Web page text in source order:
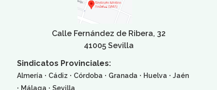
Calle Fernández de Ribera, 32
41005 Sevilla
Sindicatos Provinciales:
Almería · Cádiz · Córdoba · Granada · Huelva · Jaén
· Málaga · Sevilla